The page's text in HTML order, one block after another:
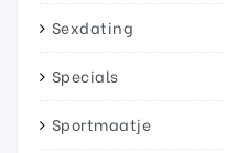
Sexdating
Specials
Sportmaatje